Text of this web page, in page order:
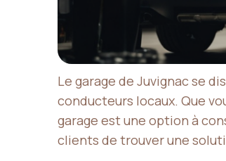
Le garage de Juvignac se
conducteurs locaux. Que
garage est une option à
clients de trouver une